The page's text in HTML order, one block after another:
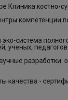
Клиника костно-
компетенции
система
ученых, педагогов
разработки:
качества -